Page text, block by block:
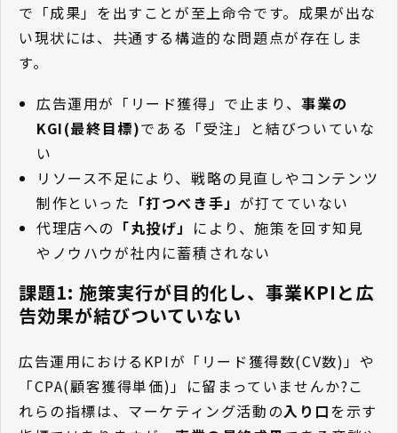
で「成果」を出すことが至上命令です。成果が出な
い現状には、共通する構造的な問題点が存在しま
す。
広告運用が「リード獲得」で止まり、事業の
KGI(最終目標)である「受注」と結びついていな
い
リソース不足により、戦略の見直しやコンテンツ
制作といった 「打つべき手」 が打てていない
代理店への 「丸投げ」 により、施策を回す知見
やノウハウが社内に蓄積されない
課題1: 施策実行が目的化し、事業KPIと広
告効果が結びついていない
広告運用におけるKPIが「リード獲得数(CV数)」や
「CPA(顧客獲得単価)」に留まっていませんか?こ
れらの指標は、マーケティング活動の入り口を示す